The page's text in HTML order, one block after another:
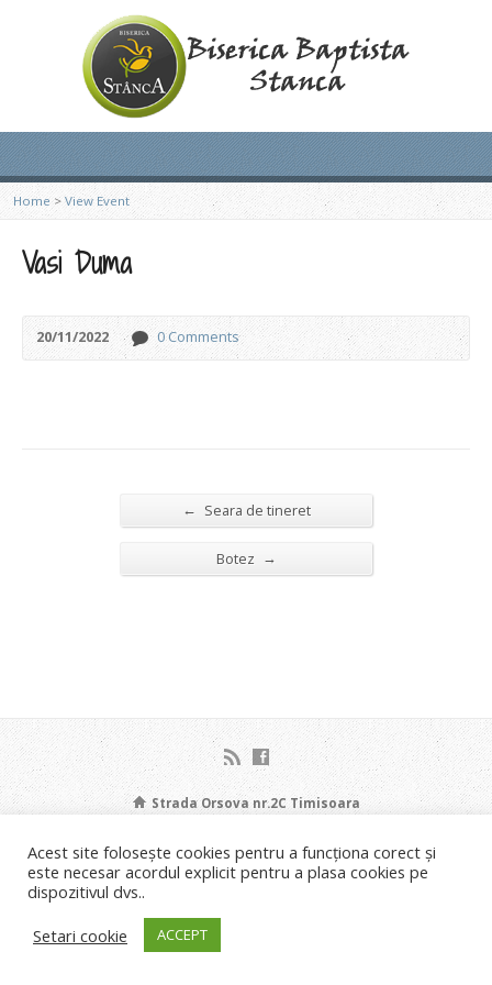
Home > View Event
Vasi Duma
20/11/2022 0 Comments
← Seara de tineret
Botez →
Strada Orsova nr.2C Timisoara
Copyright © 2026 Biserica Stânca Timișoara.
Implementare IDEAL4U DNT srl.
Acest site folosește cookies pentru a funcționa corect și
este necesar acordul explicit pentru a plasa cookies pe
dispozitivul dvs..
Setari cookie
ACCEPT